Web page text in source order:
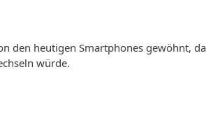
den heutigen Smartphones gewöhnt,
würde.